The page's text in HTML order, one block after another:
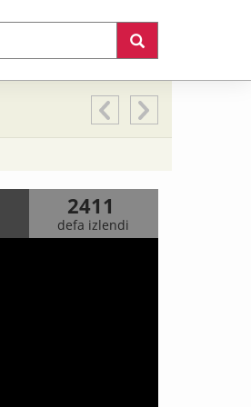
2411
defa izlendi